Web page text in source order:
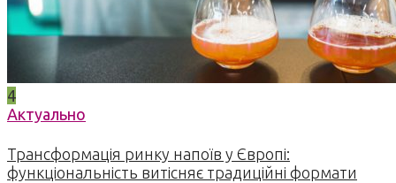
4
Актуально
Трансформація ринку напоїв у Європі:
функціональність витісняє традиційні формати